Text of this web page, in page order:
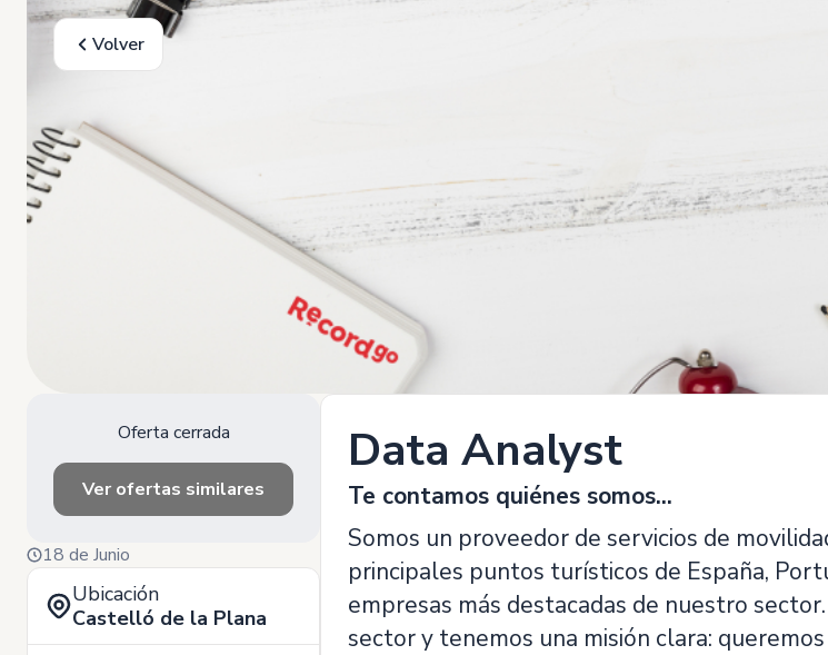
Volver
Oferta cerrada
Ver ofertas similares
18 de Junio
Ubicación
Castelló de la Plana
Data Analyst
Te contamos quiénes somos...
Somos un proveedor de servicios de
principales puntos turísticos de España,
empresas más destacadas de nuestro
sector y tenemos una misión clara: